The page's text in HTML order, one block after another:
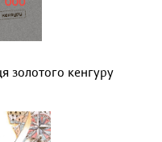
золотого кенгуру